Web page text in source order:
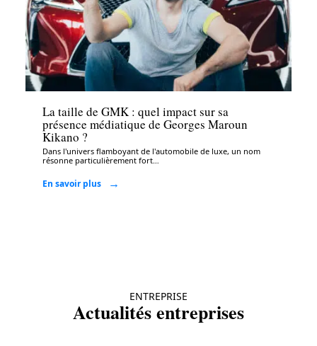
Auto
La taille de GMK : quel impact sur sa
présence médiatique de Georges Maroun
Kikano ?
Dans l'univers flamboyant de l'automobile de luxe, un nom
résonne particulièrement fort…
En savoir plus
ENTREPRISE
Actualités entreprises